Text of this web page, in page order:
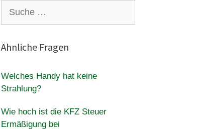
nach:
Ähnliche Fragen
Welches Handy hat keine
Strahlung?
Wie hoch ist die KFZ Steuer
Ermäßigung bei